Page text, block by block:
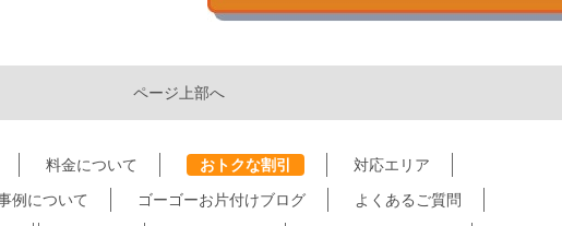
ページ上部へ
料金について おトクな割引
対応エリア
例について
ゴーゴーお片付けブログ よくあるご質問